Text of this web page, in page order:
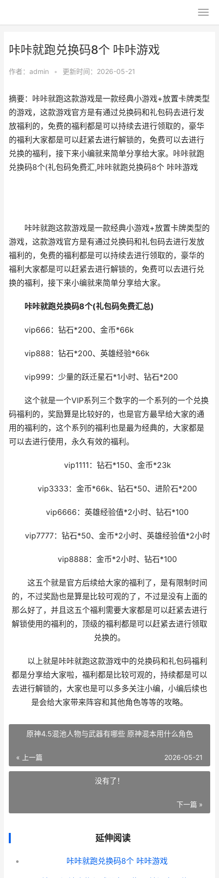
咔咔就跑兑换码8个 咔咔游戏
作者： admin • 更新时间：2026-05-21
摘要：咔咔就跑这款游戏是一款经典小游戏+放置卡牌类型
的游戏，这款游戏官方是有通过兑换码和礼包码去进行发
放福利的，免费的福利都是可以持续去进行领取的，豪华
的福利大家都是可以赶紧去进行解锁的，免费可以去进行
兑换的福利，接下来小编就来简单分享给大家。咔咔就跑
兑换码8个(礼包码免费汇,咔咔就跑兑换码8个 咔咔游戏
咔咔就跑这款游戏是一款经典小游戏+放置卡牌类型的
游戏，这款游戏官方是有通过兑换码和礼包码去进行发放
福利的，免费的福利都是可以持续去进行领取的，豪华的
福利大家都是可以赶紧去进行解锁的，免费可以去进行兑
换的福利，接下来小编就来简单分享给大家。
咔咔就跑兑换码8个(礼包码免费汇总)
vip666：钻石*200、金币*66k
vip888：钻石*200、英雄经验*66k
vip999：少量的跃迁星石*1小时、钻石*200
这个就是一个VIP系列三个数字的一个系列的一个兑换
码福利的，奖励算是比较好的，也是官方最早给大家的通
用的福利的，这个系列的福利也是最为经典的，大家都是
可以去进行使用，永久有效的福利。
vip1111：钻石*150、金币*23k
vip3333：金币*66k、钻石*50、进阶石*200
vip6666：英雄经验值*2小时、钻石*100
vip7777：钻石*50、金币*2小时、英雄经验值*2小时
vip8888：金币*2小时、钻石*100
这五个就是官方后续给大家的福利了，是有限制时间
的，不过奖励也是算是比较可观的了，不过是没有上面的
那么好了，并且这五个福利需要大家都是可以赶紧去进行
解锁使用的福利的，顶级的福利都是可以赶紧去进行领取
兑换的。
以上就是咔咔就跑这款游戏中的兑换码和礼包码福利
都是分享给大家啦，福利都是比较可观的，持续都是可以
去进行解锁的，大家也是可以多多关注小编，小编后续也
是会给大家带来阵容和其他角色等等的攻略。
原神4.5混池人物与武器有哪些 原神混本用什么角色
« 上一篇 2026-05-21
没有了！
下一篇 »
延伸阅读
咔咔就跑兑换码8个 咔咔游戏